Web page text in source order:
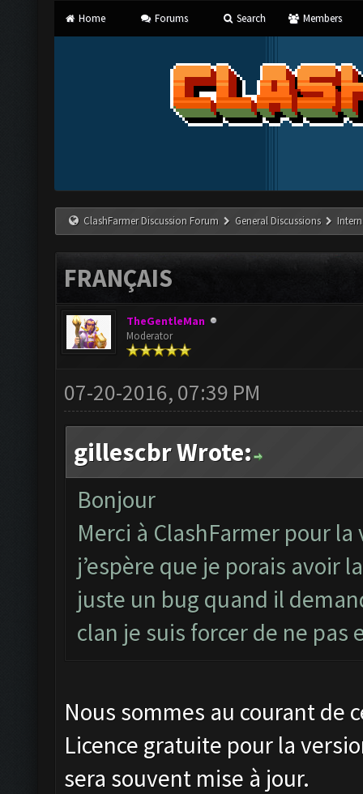
Home Forums Search Members
ClashFarmer Discussion Forum General Discussions
FRANÇAIS
TheGentleMan
Moderator
07-20-2016, 07:39 PM
gillescbr Wrote:
Bonjour
Merci à ClashFarmer pour
j’espère que je porais avoir
juste un bug quand il
clan je suis forcer de ne
Nous sommes au courant de
Licence gratuite pour la
sera souvent mise à jour.